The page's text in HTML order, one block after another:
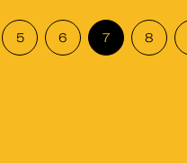
5 6 7 8